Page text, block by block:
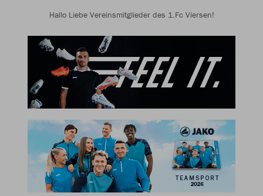
Hallo Liebe Vereinsmitglieder des 1.Fc Viersen!